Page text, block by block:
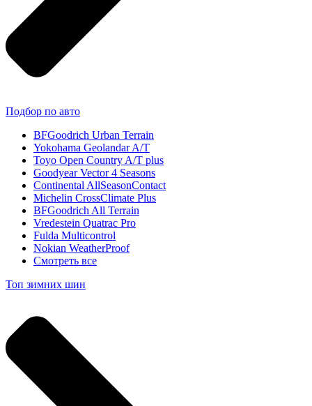
Подбор по авто
BFGoodrich Urban Terrain
Yokohama Geolandar A/T
Toyo Open Country A/T plus
Goodyear Vector 4 Seasons
Continental AllSeasonContact
Michelin CrossClimate Plus
BFGoodrich All Terrain
Vredestein Quatrac Pro
Fulda Multicontrol
Nokian WeatherProof
Смотреть все
Топ зимних шин